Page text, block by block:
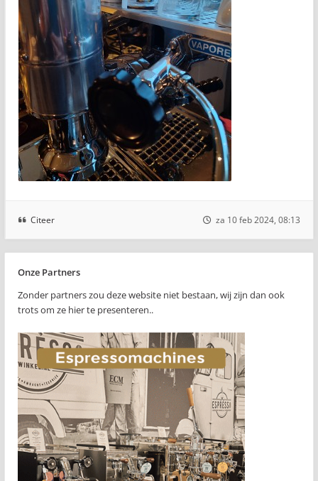
Citeer za 10 feb 2024, 08:13
Onze Partners
Zonder partners zou deze website niet bestaan, wij zijn dan ook
trots om ze hier te presenteren..